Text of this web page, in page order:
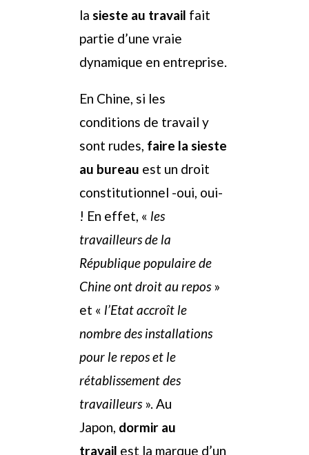
la sieste au travail fait
partie d’une vraie
dynamique en entreprise.
En Chine, si les
conditions de travail y
sont rudes, faire la sieste
au bureau est un droit
constitutionnel -oui, oui-
! En effet, « les
travailleurs de la
République populaire de
Chine ont droit au repos »
et « l’Etat accroît le
nombre des installations
pour le repos et le
rétablissement des
travailleurs ». Au
Japon, dormir au
travail est la marque d’un